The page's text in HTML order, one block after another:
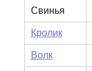
Свинья
Кролик
Волк